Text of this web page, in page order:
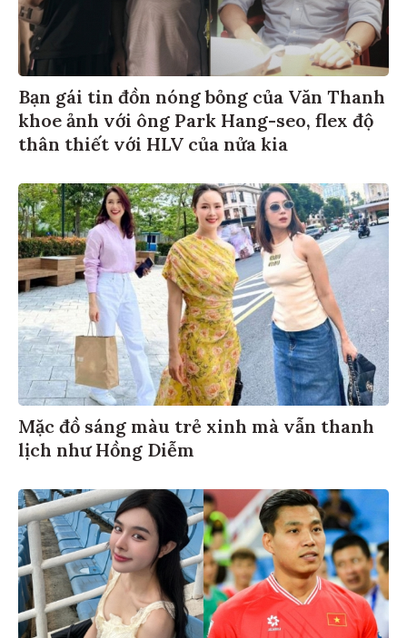
Bạn gái tin đồn nóng bỏng của Văn Thanh
khoe ảnh với ông Park Hang-seo, flex độ
thân thiết với HLV của nửa kia
Mặc đồ sáng màu trẻ xinh mà vẫn thanh
lịch như Hồng Diễm